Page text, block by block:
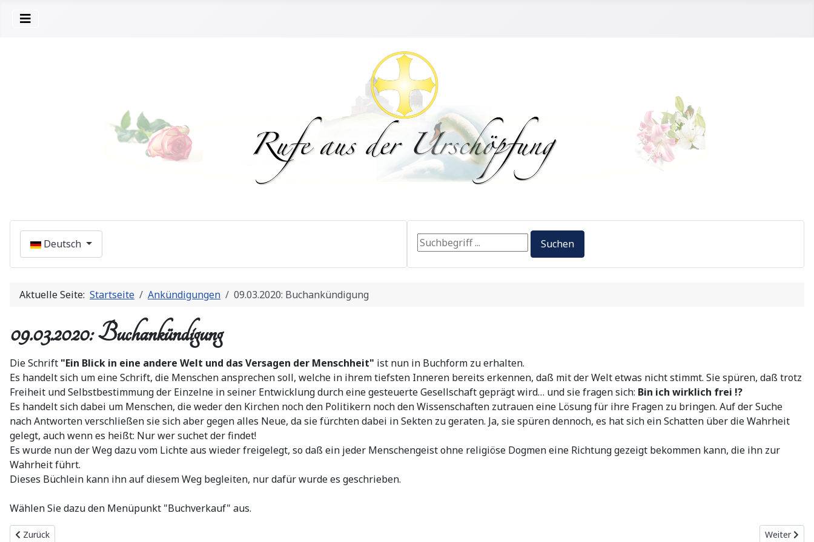
Sprache auswählen
Deutsch Search ... Suchen
Aktuelle Seite: Startseite Ankündigungen 09.03.2020: Buchankündigung
09.03.2020: Buchankündigung
Die Schrift "Ein Blick in eine andere Welt und das Versagen der Menschheit" ist nun in Buchform zu erhalten.
Es handelt sich um eine Schrift, die Menschen ansprechen soll, welche in ihrem tiefsten Inneren bereits erkennen, daß mit der Welt etwas nicht stimmt. Sie spüren, daß trotz
Freiheit und Selbstbestimmung der Einzelne in seiner Entwicklung durch eine gesteuerte Gesellschaft geprägt wird… und sie fragen sich: Bin ich wirklich frei !?
Es handelt sich dabei um Menschen, die weder den Kirchen noch den Politikern noch den Wissenschaften zutrauen eine Lösung für ihre Fragen zu bringen. Auf der Suche
nach Antworten verschließen sie sich aber gegen alles Neue, da sie fürchten dabei in Sekten zu geraten. Ja, sie spüren dennoch, es hat sich ein Schatten über die Wahrheit
gelegt, auch wenn es heißt: Nur wer suchet der findet!
Es wurde nun der Weg dazu vom Lichte aus wieder freigelegt, so daß ein jeder Menschengeist ohne religiöse Dogmen eine Richtung gezeigt bekommen kann, die ihn zur
Wahrheit führt.
Dieses Büchlein kann ihn auf diesem Weg begleiten, nur dafür wurde es geschrieben.
Wählen Sie dazu den Menüpunkt "Buchverkauf" aus.
Vorheriger Beitrag: Buchankündigung "Ein Blick in eine andere Welt und Das Versagen der Menschheit"
Zurück Nächster
Weiter